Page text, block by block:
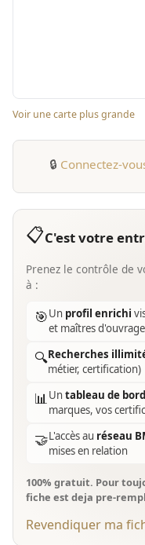
Voir une carte plus grande
🔒 Connectez-
📋C'est votre
Prenez le contrôle de
à :
🎯Un profil enrichi
et maîtres d'ouvrage
🔍Recherches
métier, certification)
📊Untableau de bord
marques, vos
🤝L'accès au réseau
mises en relation
100% gratuit. Pour
fiche est deja pre-
Revendiquer ma